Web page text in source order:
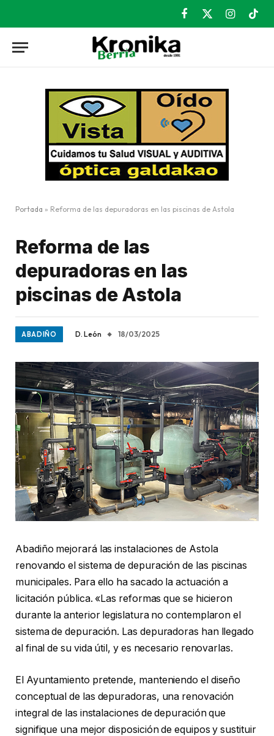
Facebook
X
Instagram
Portada » Reforma de las depuradoras en las piscinas de Astola
Reforma de las
depuradoras en las
piscinas de Astola
ABADIÑO D. León 18/03/2025
Abadiño mejorará las instalaciones de Astola
renovando el sistema de depuración de las piscinas
municipales. Para ello ha sacado la actuación a
licitación pública. «Las reformas que se hicieron
durante la anterior legislatura no contemplaron el
sistema de depuración. Las depuradoras han llegado
al final de su vida útil, y es necesario renovarlas.
El Ayuntamiento pretende, manteniendo el diseño
conceptual de las depuradoras, una renovación
integral de las instalaciones de depuración que
signifique una mejor disposición de equipos y sustituir